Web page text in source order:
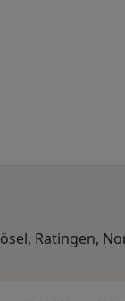
Ratingen,